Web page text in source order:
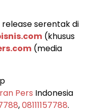
serentak di
(khusus
(media
Pers Indonesia
,08111157788.